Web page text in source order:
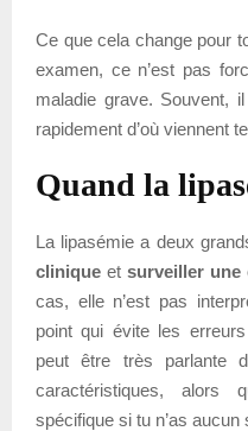
Ce que cela change pour
examen, ce n’est pas
maladie grave. Souvent,
rapidement d’où viennent
Quand la
La lipasémie a deux
clinique et surveiller une
cas, elle n’est pas
point qui évite les
peut être très parlante
caractéristiques, alors
spécifique si tu n’as aucun